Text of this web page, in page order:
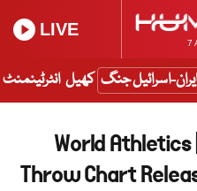
7
LIVE
ایران-اسرائیل جنگ کھیل انٹرٹینمنٹ
World
Throw Chart